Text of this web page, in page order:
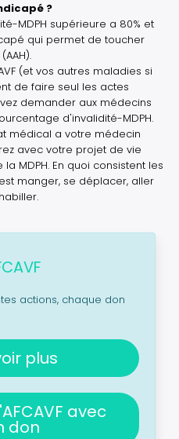
?
MDPH supérieure a 80% et
qui permet de toucher
(et vos autres maladies si
de faire seul les actes
demander aux médecins
d'invalidité-MDPH.
médical a votre médecin
avec votre projet de vie
MDPH. En quoi consistent les
manger, se déplacer, aller
actions, chaque don
plus
avec
don